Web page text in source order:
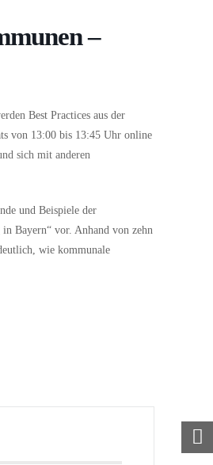
–
Best Practices aus der
von 13:00 bis 13:45 Uhr online
sich mit anderen
und Beispiele der
Bayern“ vor. Anhand von zehn
wie kommunale